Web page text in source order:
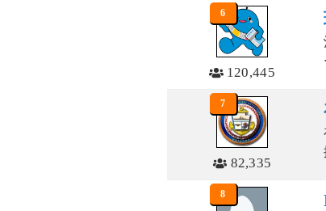
6
120,445
7
82,335
8